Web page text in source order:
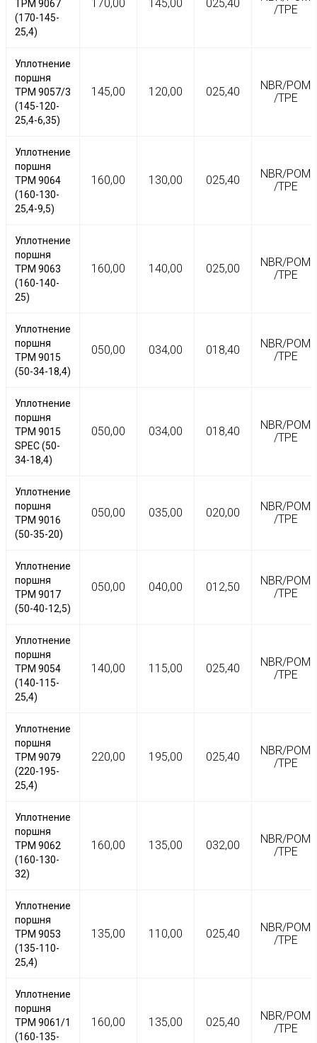
TPM 9067
(170-145-
25,4)
170,00 145,00 025,40
/TPE
Уплотнение
поршня
TPM 9057/3
(145-120-
25,4-6,35)
145,00 120,00 025,40
NBR/POM
/TPE
Уплотнение
поршня
TPM 9064
(160-130-
25,4-9,5)
160,00 130,00 025,40
NBR/POM
/TPE
Уплотнение
поршня
TPM 9063
(160-140-
25)
160,00 140,00 025,00
NBR/POM
/TPE
Уплотнение
поршня
TPM 9015
(50-34-18,4)
050,00 034,00 018,40
NBR/POM
/TPE
Уплотнение
поршня
TPM 9015
SPEC (50-
34-18,4)
050,00 034,00 018,40
NBR/POM
/TPE
Уплотнение
поршня
TPM 9016
(50-35-20)
050,00 035,00 020,00
NBR/POM
/TPE
Уплотнение
поршня
TPM 9017
(50-40-12,5)
050,00 040,00 012,50
NBR/POM
/TPE
Уплотнение
поршня
TPM 9054
(140-115-
25,4)
140,00 115,00 025,40
NBR/POM
/TPE
Уплотнение
поршня
TPM 9079
(220-195-
25,4)
220,00 195,00 025,40
NBR/POM
/TPE
Уплотнение
поршня
TPM 9062
(160-130-
32)
160,00 135,00 032,00
NBR/POM
/TPE
Уплотнение
поршня
TPM 9053
(135-110-
25,4)
135,00 110,00 025,40
NBR/POM
/TPE
Уплотнение
поршня
TPM 9061/1
(160-135-
160,00 135,00 025,40
NBR/POM
/TPE